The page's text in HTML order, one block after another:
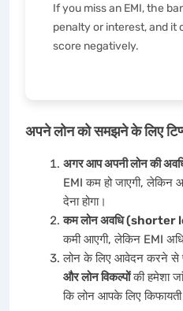
If you miss an EMI, the
penalty or interest, and
score negatively.
अपने लोन को समझने के लिए
अगर आप अपनी लोन की
EMI कम हो जाएगी, लेकिन
देना होगा।
कम लोन अवधि (shorter
कमी आएगी, लेकिन EMI
लोन के लिए आवेदन करने से
और लोन विकल्पोंकी हमेशा
कि लोन आपके लिए